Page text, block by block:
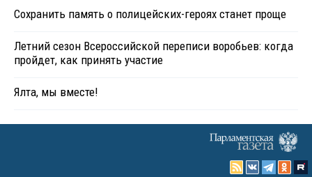
Сохранить память о полицейских-героях станет проще
Летний сезон Всероссийской переписи воробьев: когда
пройдет, как принять участие
Ялта, мы вместе!